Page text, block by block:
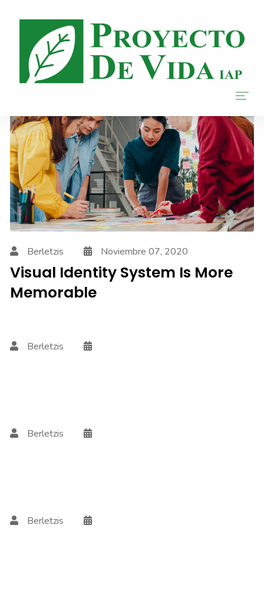
Inicio
Nosotros
Donar
Transparencia
BlogBerletzis Noviembre 07, 2020
Visual Identity System Is More
Memorable
Berletzis
Berletzis
Berletzis